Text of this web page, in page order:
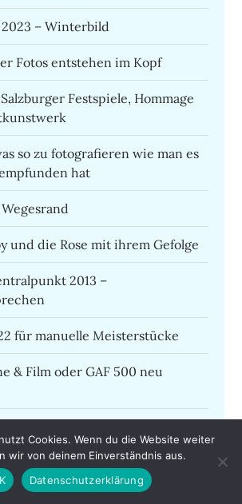
– Winterbild
Fotos entstehen im Kopf
Festspiele, Hommage
so zu fotografieren wie man es
hat
und die Rose mit ihrem Gefolge
2013 –
für manuelle Meisterstücke
& Film oder GAF 500 neu
Lust ist präzise aber
Cookies. Wenn du die Website weiter
wir von deinem Einverständnis aus.
Datenschutzerklärung